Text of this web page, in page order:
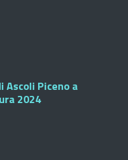
Ascoli Piceno a
2024